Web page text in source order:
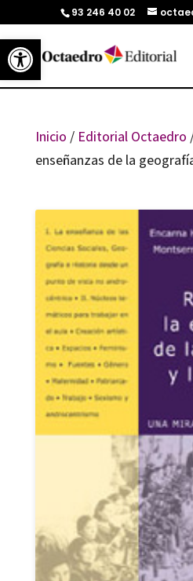
Abrir barra de herramientas
93 246 40 02
Inicio / Editorial Octaedro
enseñanzas de la